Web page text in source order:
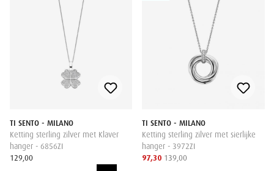
TI SENTO - MILANO
Ketting sterling zilver met Klaver
hanger - 6856ZI
129,00
TI SENTO - MILANO
Ketting sterling zilver met sierlijke
hanger - 3972ZI
97,30 139,00